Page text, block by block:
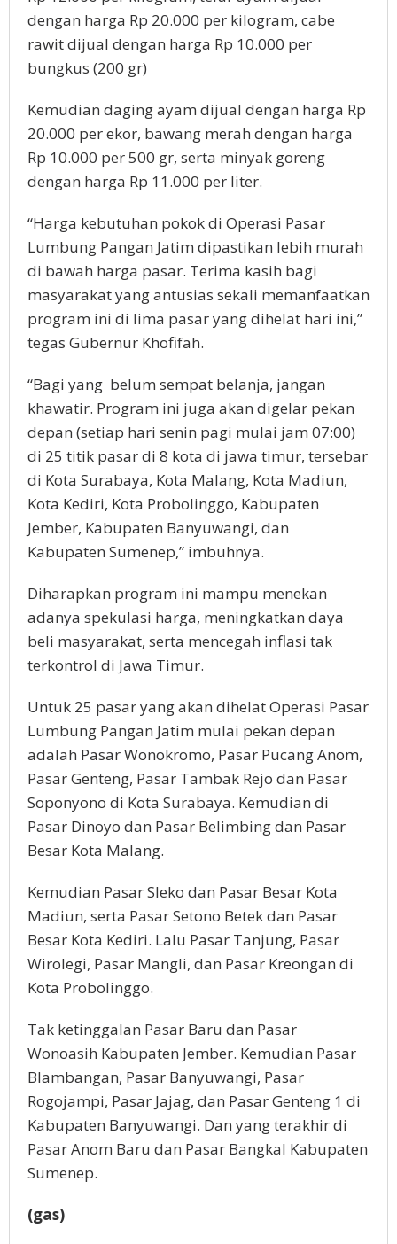
dengan harga Rp 20.000 per kilogram, cabe
rawit dijual dengan harga Rp 10.000 per
bungkus (200 gr)
Kemudian daging ayam dijual dengan harga Rp
20.000 per ekor, bawang merah dengan harga
Rp 10.000 per 500 gr, serta minyak goreng
dengan harga Rp 11.000 per liter.
“Harga kebutuhan pokok di Operasi Pasar
Lumbung Pangan Jatim dipastikan lebih murah
di bawah harga pasar. Terima kasih bagi
masyarakat yang antusias sekali memanfaatkan
program ini di lima pasar yang dihelat hari ini,”
tegas Gubernur Khofifah.
“Bagi yang belum sempat belanja, jangan
khawatir. Program ini juga akan digelar pekan
depan (setiap hari senin pagi mulai jam 07:00)
di 25 titik pasar di 8 kota di jawa timur, tersebar
di Kota Surabaya, Kota Malang, Kota Madiun,
Kota Kediri, Kota Probolinggo, Kabupaten
Jember, Kabupaten Banyuwangi, dan
Kabupaten Sumenep,” imbuhnya.
Diharapkan program ini mampu menekan
adanya spekulasi harga, meningkatkan daya
beli masyarakat, serta mencegah inflasi tak
terkontrol di Jawa Timur.
Untuk 25 pasar yang akan dihelat Operasi Pasar
Lumbung Pangan Jatim mulai pekan depan
adalah Pasar Wonokromo, Pasar Pucang Anom,
Pasar Genteng, Pasar Tambak Rejo dan Pasar
Soponyono di Kota Surabaya. Kemudian di
Pasar Dinoyo dan Pasar Belimbing dan Pasar
Besar Kota Malang.
Kemudian Pasar Sleko dan Pasar Besar Kota
Madiun, serta Pasar Setono Betek dan Pasar
Besar Kota Kediri. Lalu Pasar Tanjung, Pasar
Wirolegi, Pasar Mangli, dan Pasar Kreongan di
Kota Probolinggo.
Tak ketinggalan Pasar Baru dan Pasar
Wonoasih Kabupaten Jember. Kemudian Pasar
Blambangan, Pasar Banyuwangi, Pasar
Rogojampi, Pasar Jajag, dan Pasar Genteng 1 di
Kabupaten Banyuwangi. Dan yang terakhir di
Pasar Anom Baru dan Pasar Bangkal Kabupaten
Sumenep.
(gas)